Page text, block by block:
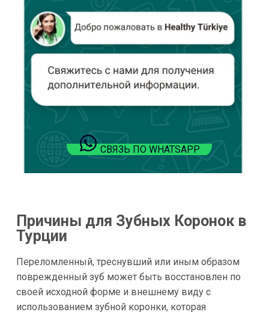
СВЯЗЬ ПО WHATSAPP
Причины для Зубных Коронок в
Турции
Переломленный, треснувший или иным образом
поврежденный зуб может быть восстановлен по
своей исходной форме и внешнему виду с
использованием зубной коронки, которая